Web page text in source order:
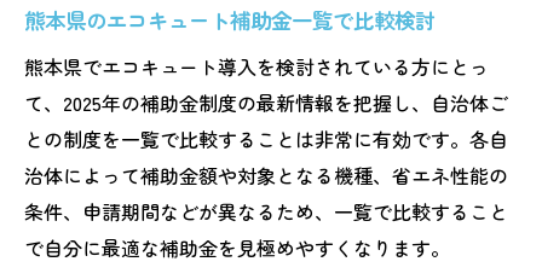
熊本県のエコキュート補助金一覧で比較検討
熊本県でエコキュート導入を検討されている方にとっ
て、2025年の補助金制度の最新情報を把握し、自治体ご
との制度を一覧で比較することは非常に有効です。各自
治体によって補助金額や対象となる機種、省エネ性能の
条件、申請期間などが異なるため、一覧で比較すること
で自分に最適な補助金を見極めやすくなります。